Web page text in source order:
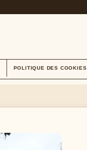
POLITIQUE DES COOKIES